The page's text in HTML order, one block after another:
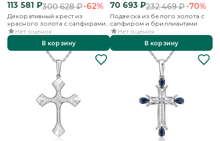
113 581 ₽300 628₽-62%
Декоративный крест из
красного золота с сапфирами
и бриллиантами
Нет оценок
В корзину
70 693₽232 469₽-70%
Подвеска из белого золота с
сапфиром и бриллиантами
Нет оценок
В корзину